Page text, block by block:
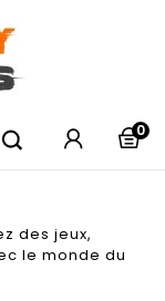
0
des jeux,
le monde du